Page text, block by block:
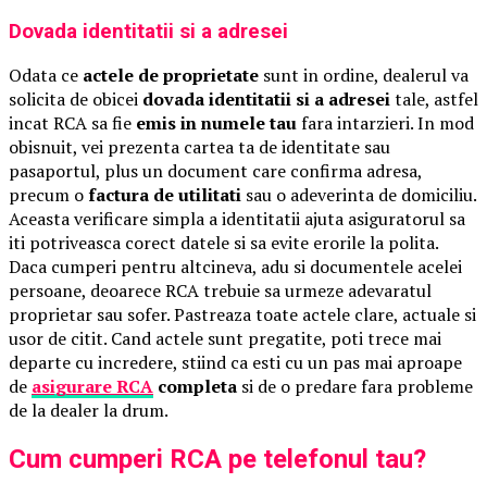
Dovada identitatii si a adresei
Odata ce actele de proprietate sunt in ordine, dealerul va
solicita de obicei dovada identitatii si a adreseitale, astfel
incat RCA sa fie emis in numele taufara intarzieri. In mod
obisnuit, vei prezenta cartea ta de identitate sau
pasaportul, plus un document care confirma adresa,
precum ofactura de utilitati sau o adeverinta de domiciliu.
Aceasta verificare simpla a identitatii ajuta asiguratorul sa
iti potriveasca corect datele si sa evite erorile la polita.
Daca cumperi pentru altcineva, adu si documentele acelei
persoane, deoarece RCA trebuie sa urmeze adevaratul
proprietar sau sofer. Pastreaza toate actele clare, actuale si
usor de citit. Cand actele sunt pregatite, poti trece mai
departe cu incredere, stiind ca esti cu un pas mai aproape
de asigurare RCA completa si de o predare fara probleme
de la dealer la drum.
Cum cumperi RCA pe telefonul tau?